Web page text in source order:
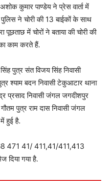
कुमार पाण्डेय ने प्रेस वार्ता में
ने चोरी की 13 बाईकों के साथ
पूछताछ में चोरों ने बताया की चोरी की
काम करते हैं.
पुत्र संत विजय सिंह निवासी
श्याम बदन निवासी टेकुआटार थाना
प्रसाद निवासी जंगल जगदीशपुर
पुत्र राम दास निवासी जंगल
हुई है.
471 41/ 411,41/411,413
दिया गया है.